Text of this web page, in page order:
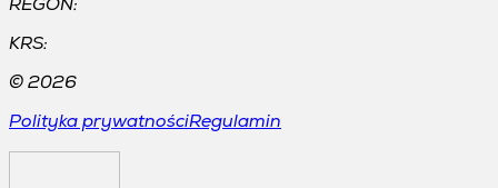
REGON:
KRS:
© 2026
Polityka prywatnościRegulamin